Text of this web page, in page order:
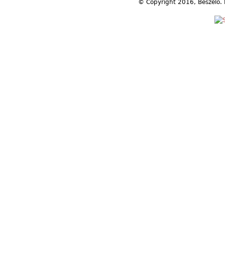
© Copyright 2016,